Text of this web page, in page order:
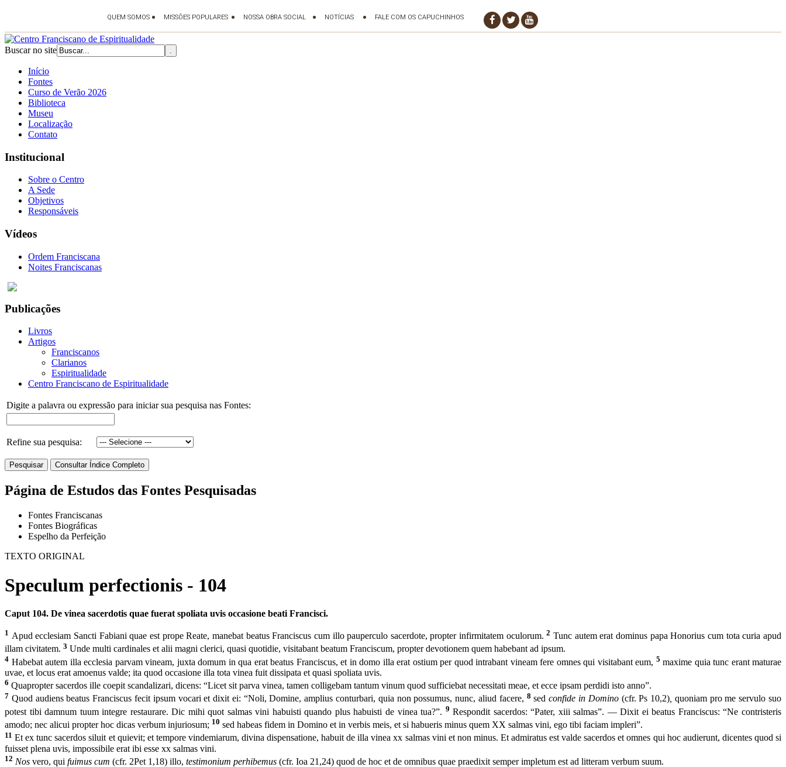
Buscar no site
Início
Fontes
Curso de Verão 2026
Biblioteca
Museu
Localização
Contato
Institucional
Sobre o Centro
A Sede
Objetivos
Responsáveis
Vídeos
Ordem Franciscana
Noites Franciscanas
Publicações
Livros
Artigos
Franciscanos
Clarianos
Espiritualidade
Centro Franciscano de Espiritualidade
Digite a palavra ou expressão para iniciar sua pesquisa nas Fontes:
Refine sua pesquisa:
Página de Estudos das Fontes Pesquisadas
Fontes Franciscanas
Fontes Biográficas
Espelho da Perfeição
TEXTO ORIGINAL
Speculum perfectionis - 104
Caput 104. De vinea sacerdotis quae fuerat spoliata uvis occasione beati Francisci.
1 Apud ecclesiam Sancti Fabiani quae est prope Reate, manebat beatus Franciscus cum illo pauperculo sacerdote, propter infirmitatem oculorum. 2 Tunc autem erat dominus papa Honorius cum tota curia apud
illam civitatem. 3 Unde multi cardinales et alii magni clerici, quasi quotidie, visitabant beatum Franciscum, propter devotionem quem habebant ad ipsum.
4 Habebat autem illa ecclesia parvam vineam, juxta domum in qua erat beatus Franciscus, et in domo illa erat ostium per quod intrabant vineam fere omnes qui visitabant eum, 5 maxime quia tunc erant maturae
uvae, et locus erat amoenus valde; ita quod occasione illa tota vinea fuit dissipata et quasi spoliata uvis.
6 Quapropter sacerdos ille coepit scandalizari, dicens: “Licet sit parva vinea, tamen colligebam tantum vinum quod sufficiebat necessitati meae, et ecce ipsam perdidi isto anno”.
7 Quod audiens beatus Franciscus fecit ipsum vocari et dixit ei: “Noli, Domine, amplius conturbari, quia non possumus, nunc, aliud facere, 8 sedconfide in Domino (cfr. Ps 10,2), quoniam pro me servulo suo
potest tibi damnum tuum integre restaurare. Dic mihi quot salmas vini habuisti quando plus habuisti de vinea tua?”. 9 Respondit sacerdos: “Pater, xiii salmas”. — Dixit ei beatus Franciscus: “Ne contristeris
amodo; nec alicui propter hoc dicas verbum injuriosum; 10 sed habeas fidem in Domino et in verbis meis, et si habueris minus quem XX salmas vini, ego tibi faciam impleri”.
11 Et ex tunc sacerdos siluit et quievit; et tempore vindemiarum, divina dispensatione, habuit de illa vinea xx salmas vini et non minus. Et admiratus est valde sacerdos et omnes qui hoc audierunt, dicentes quod si
fuisset plena uvis, impossibile erat ibi esse xx salmas vini.
12 Nos vero, qui fuimus cum (cfr. 2Pet 1,18) illo, testimonium perhibemus (cfr. Ioa 21,24) quod de hoc et de omnibus quae praedixit semper impletum est ad litteram verbum suum.